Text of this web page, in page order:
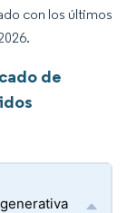
con los últimos
de